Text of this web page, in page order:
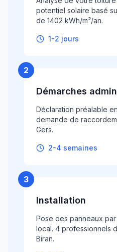
potentiel solaire basé
de 1402 kWh/m²/an.
1-2 jours
2
Démarches
Déclaration préalable
demande de
Gers.
2-4 semaines
3
Installation
Pose des panneaux par
local. 4 professionnels
Biran.